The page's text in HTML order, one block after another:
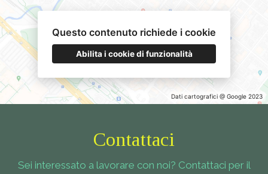
Dati cartografici @ Google 2023
Questo contenuto richiede i cookie
Abilita i cookie di funzionalità
Contattaci
Sei interessato a lavorare con noi? Contattaci per il